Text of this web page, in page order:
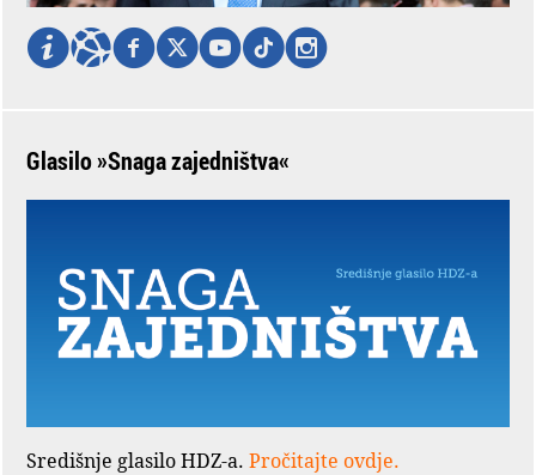
Glasilo »Snaga zajedništva«
Središnje glasilo HDZ-a. Pročitajte ovdje.